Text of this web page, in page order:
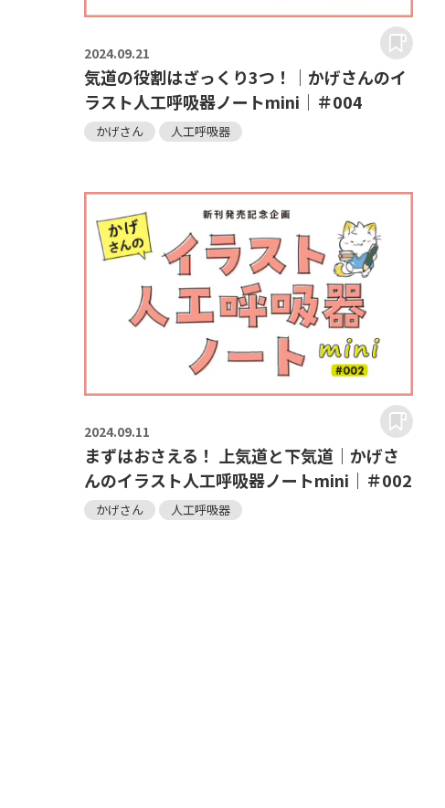
2024.09.21
気道の役割はざっくり3つ！｜かげさんのイ
ラスト人工呼吸器ノートmini｜＃004
かげさん 人工呼吸器
2024.09.11
まずはおさえる！ 上気道と下気道｜かげさ
んのイラスト人工呼吸器ノートmini｜＃002
かげさん 人工呼吸器